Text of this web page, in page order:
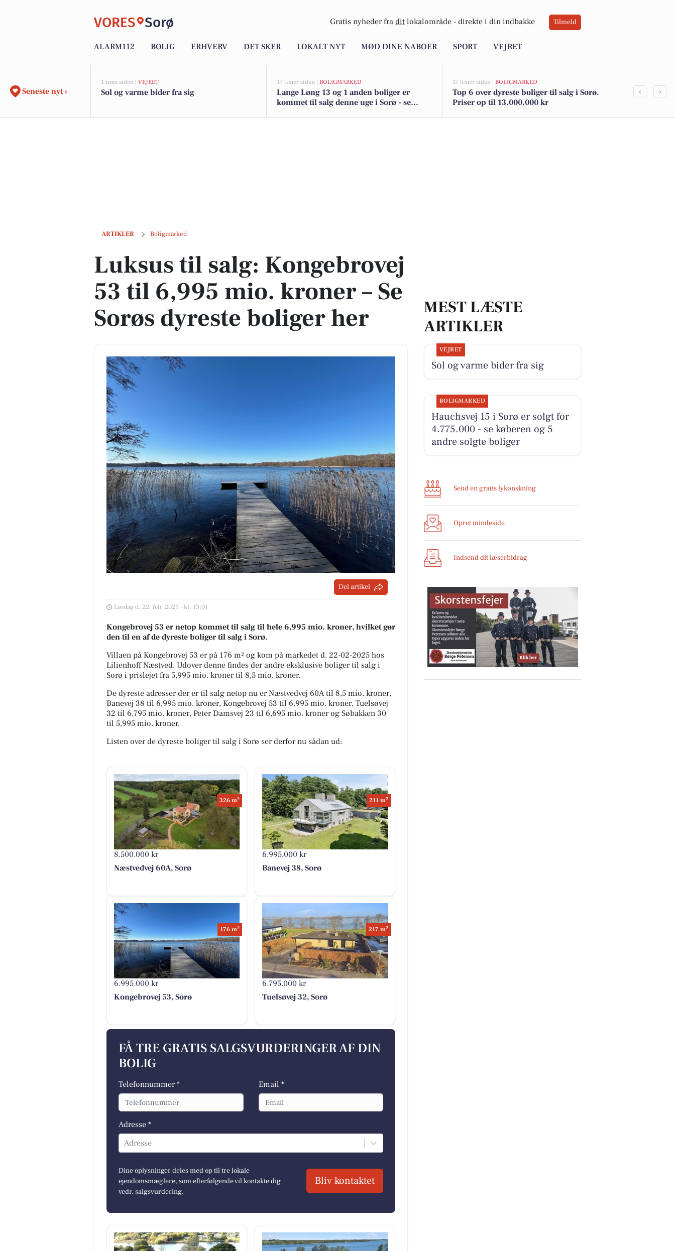
VORES Sorø Gratis nyheder fra dit lokalområde - direkte i din indbakke Tilmeld
ALARM112 BOLIG ERHVERV DET SKER LOKALT NYT MØD DINE NABOER SPORT VEJRET
Seneste nyt ›
1 time siden | VEJRET
Sol og varme bider fra sig
17 timer siden | BOLIGMARKED
Lange Løng 13 og 1 anden boliger er
kommet til salg denne uge i Sorø - se
17 timer siden | BOLIGMARKED
Top 6 over dyreste boliger til salg i Sorø.
Priser op til 13.000.000 kr
Weekend i
‹ ›
ARTIKLER Boligmarked
Luksus til salg: Kongebrovej 53 til 6,995 mio. kroner – Se Sorøs dyreste boliger her
Luksus til salg: Kongebrovej
53 til 6,995 mio. kroner – Se
Sorøs dyreste boliger her
Del artikel
Lørdag d. 22. feb. 2025 - kl. 13:01
Kongebrovej 53 er netop kommet til salg til hele 6,995 mio. kroner, hvilket gør
den til en af de dyreste boliger til salg i Sorø.
Villaen på Kongebrovej 53 er på 176 m² og kom på markedet d. 22-02-2025 hos
Lilienhoff Næstved. Udover denne findes der andre eksklusive boliger til salg i
Sorø i prislejet fra 5,995 mio. kroner til 8,5 mio. kroner.
De dyreste adresser der er til salg netop nu er Næstvedvej 60A til 8,5 mio. kroner,
Banevej 38 til 6,995 mio. kroner, Kongebrovej 53 til 6,995 mio. kroner, Tuelsøvej
32 til 6,795 mio. kroner, Peter Damsvej 23 til 6,695 mio. kroner og Søbakken 30
til 5,995 mio. kroner.
Listen over de dyreste boliger til salg i Sorø ser derfor nu sådan ud:
8.500.000 kr
326 m2
Næstvedvej 60A, Sorø
6.995.000 kr
211 m2
Banevej 38, Sorø
6.995.000 kr
176 m2
Kongebrovej 53, Sorø
6.795.000 kr
217 m2
Tuelsøvej 32, Sorø
FÅ TRE GRATIS SALGSVURDERINGER AF DIN
BOLIG
Telefonnummer * Email *
Adresse *
Adresse
Dine oplysninger deles med op til tre lokale
ejendomsmæglere, som efterfølgende vil kontakte dig
vedr. salgsvurdering.
Bliv kontaktet
MEST LÆSTE
ARTIKLER
VEJRET
Sol og varme bider fra sig
BOLIGMARKED
Hauchsvej 15 i Sorø er solgt for
4.775.000 - se køberen og 5
andre solgte boliger
Send en gratis lykønskning
Opret mindeside
Indsend dit læserbidrag